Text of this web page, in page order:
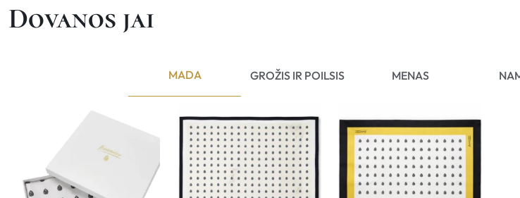
Dovanos jai
MADA GROŽIS IR POILSIS MENAS